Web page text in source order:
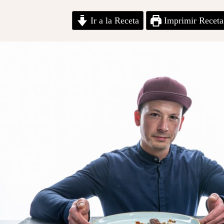
Ir a la Receta Imprimir Receta